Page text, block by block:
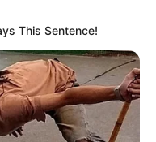
This Sentence!